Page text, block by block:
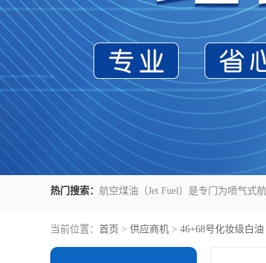
热门搜索：
当前位置： 首页 > 供应商机 > 46+68号化妆级白油